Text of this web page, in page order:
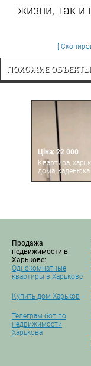
жизни, так и
[
ПОХОЖИЕ ОБЪЕКТЫ
Ціна: 22 000
Квартира,
дома, каденюка
Продажа
недвижимости в
Харькове:
Однокомнатные
квартиры в Харькове
Купить дом Харьков
Телеграм бот по
недвижимости
Харькова